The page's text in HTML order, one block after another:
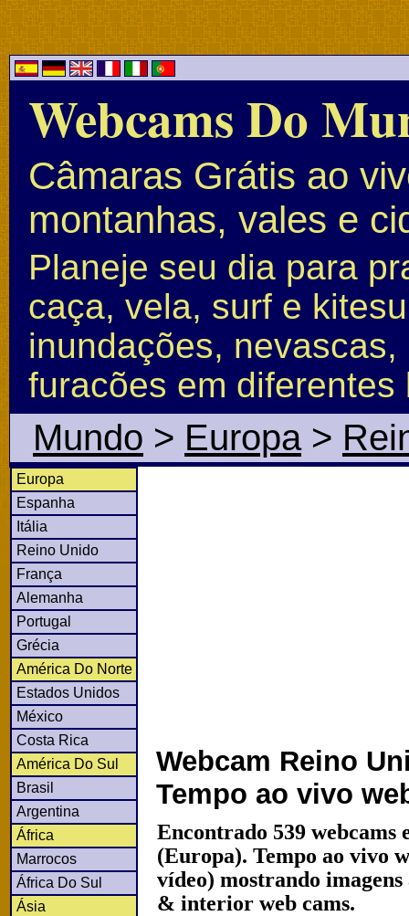
Webcams Do
Câmaras Grátis ao
montanhas, vales e
Planeje seu dia para
caça, vela, surf e
inundações,
furacões em
Mundo > Europa>
Europa
Espanha
Itália
Reino Unido
França
Alemanha
Portugal
Grécia
América Do Norte
Estados Unidos
México
Costa Rica
América Do Sul
Brasil
Argentina
África
Marrocos
África Do Sul
Ásia
Webcam Reino
Tempo ao vivo
Encontrado 539 webcams
(Europa). Tempo ao vivo
vídeo) mostrando
& interior web cams.